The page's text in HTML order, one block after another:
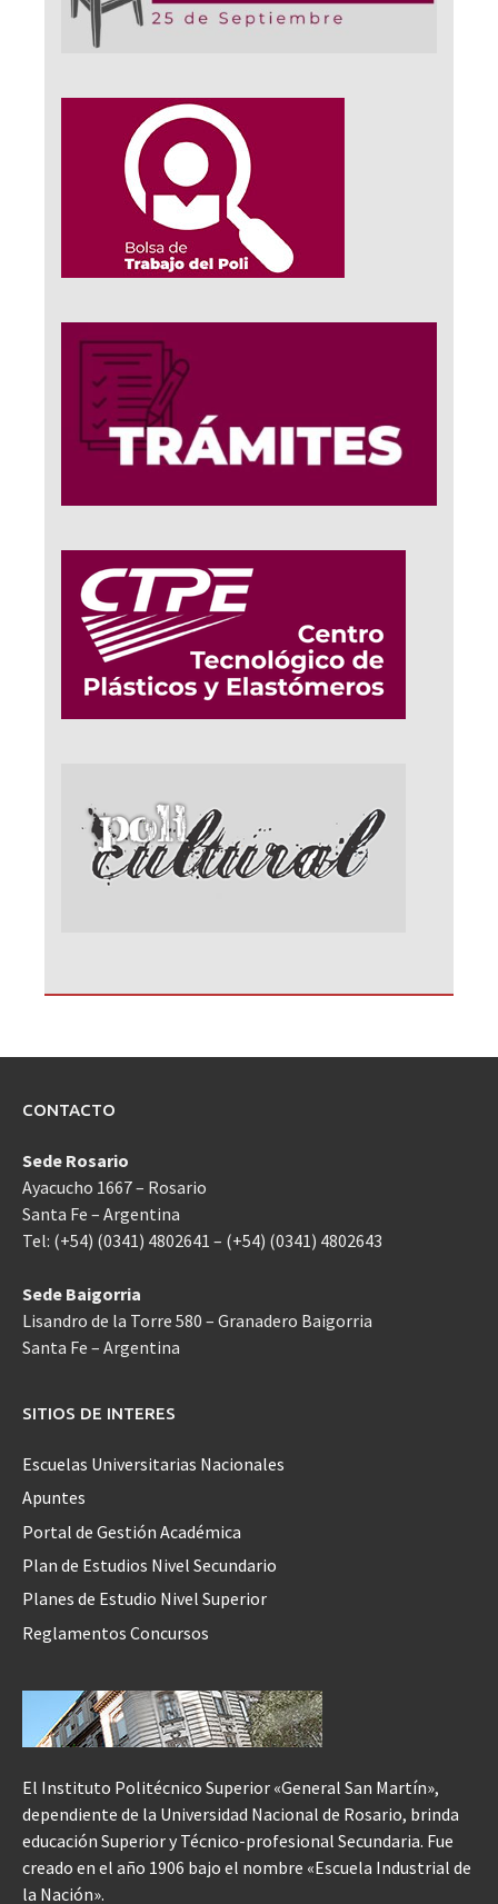
CONTACTO
Sede Rosario
Ayacucho 1667 – Rosario
Santa Fe – Argentina
Tel: (+54) (0341) 4802641 – (+54) (0341) 4802643
Sede Baigorria
Lisandro de la Torre 580 – Granadero Baigorria
Santa Fe – Argentina
SITIOS DE INTERES
Escuelas Universitarias Nacionales
Apuntes
Portal de Gestión Académica
Plan de Estudios Nivel Secundario
Planes de Estudio Nivel Superior
Reglamentos Concursos
El Instituto Politécnico Superior «General San Martín»,
dependiente de la Universidad Nacional de Rosario, brinda
educación Superior y Técnico-profesional Secundaria. Fue
creado en el año 1906 bajo el nombre «Escuela Industrial de
la Nación».